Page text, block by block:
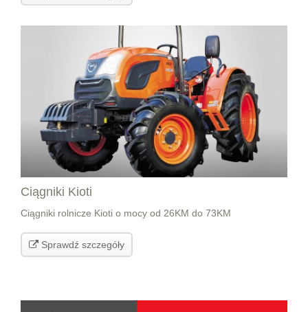
Ciągniki Kioti
Ciągniki rolnicze Kioti o mocy od 26KM do 73KM
Sprawdź szczegóły